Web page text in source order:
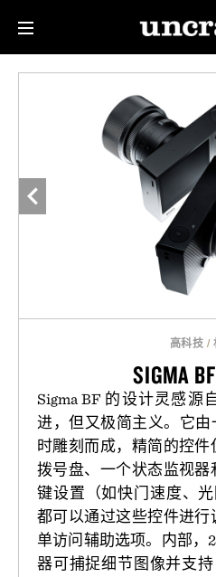
高科技 /
SIGMA
Sigma BF 的设计灵感源
进，但又极简主义。它
时雕刻而成，精简的控
拨号盘、一个状态监视
键设置（如快门速度、光
都可以通过这些控件进
单访问辅助选项。内部，
器可捕捉细节图像并支